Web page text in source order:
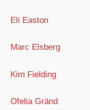
Eli Easton
Marc Elsberg
Kim Fielding
Ofelia Gränd